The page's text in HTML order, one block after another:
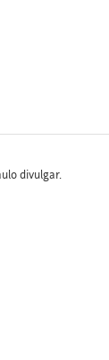
divulgar.